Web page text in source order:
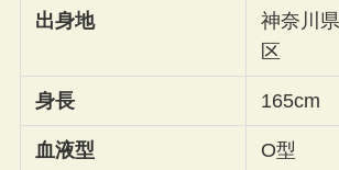
出身地
神奈川
区
身長 165cm
血液型 O型